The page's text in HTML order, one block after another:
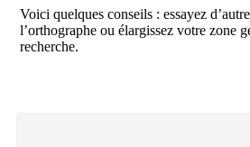
Voici quelques conseils : essayez
l’orthographe ou élargissez votre zone
recherche.